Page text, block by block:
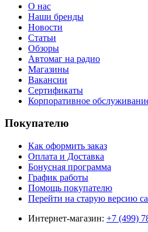
О нас
Наши бренды
Новости
Статьи
Обзоры
Автомаг на радио
Магазины
Вакансии
Сертификаты
Корпоративное
Покупателю
Как оформить заказ
Оплата и Доставка
Бонусная программа
График работы
Помощь покупателю
Перейти на старую версию
Интернет-магазин: +7 (499)